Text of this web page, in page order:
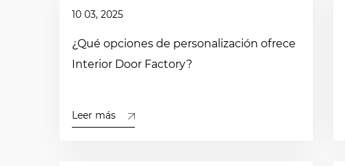
10 03, 2025
¿Qué opciones de personalización ofrece
Interior Door Factory?
Leer más